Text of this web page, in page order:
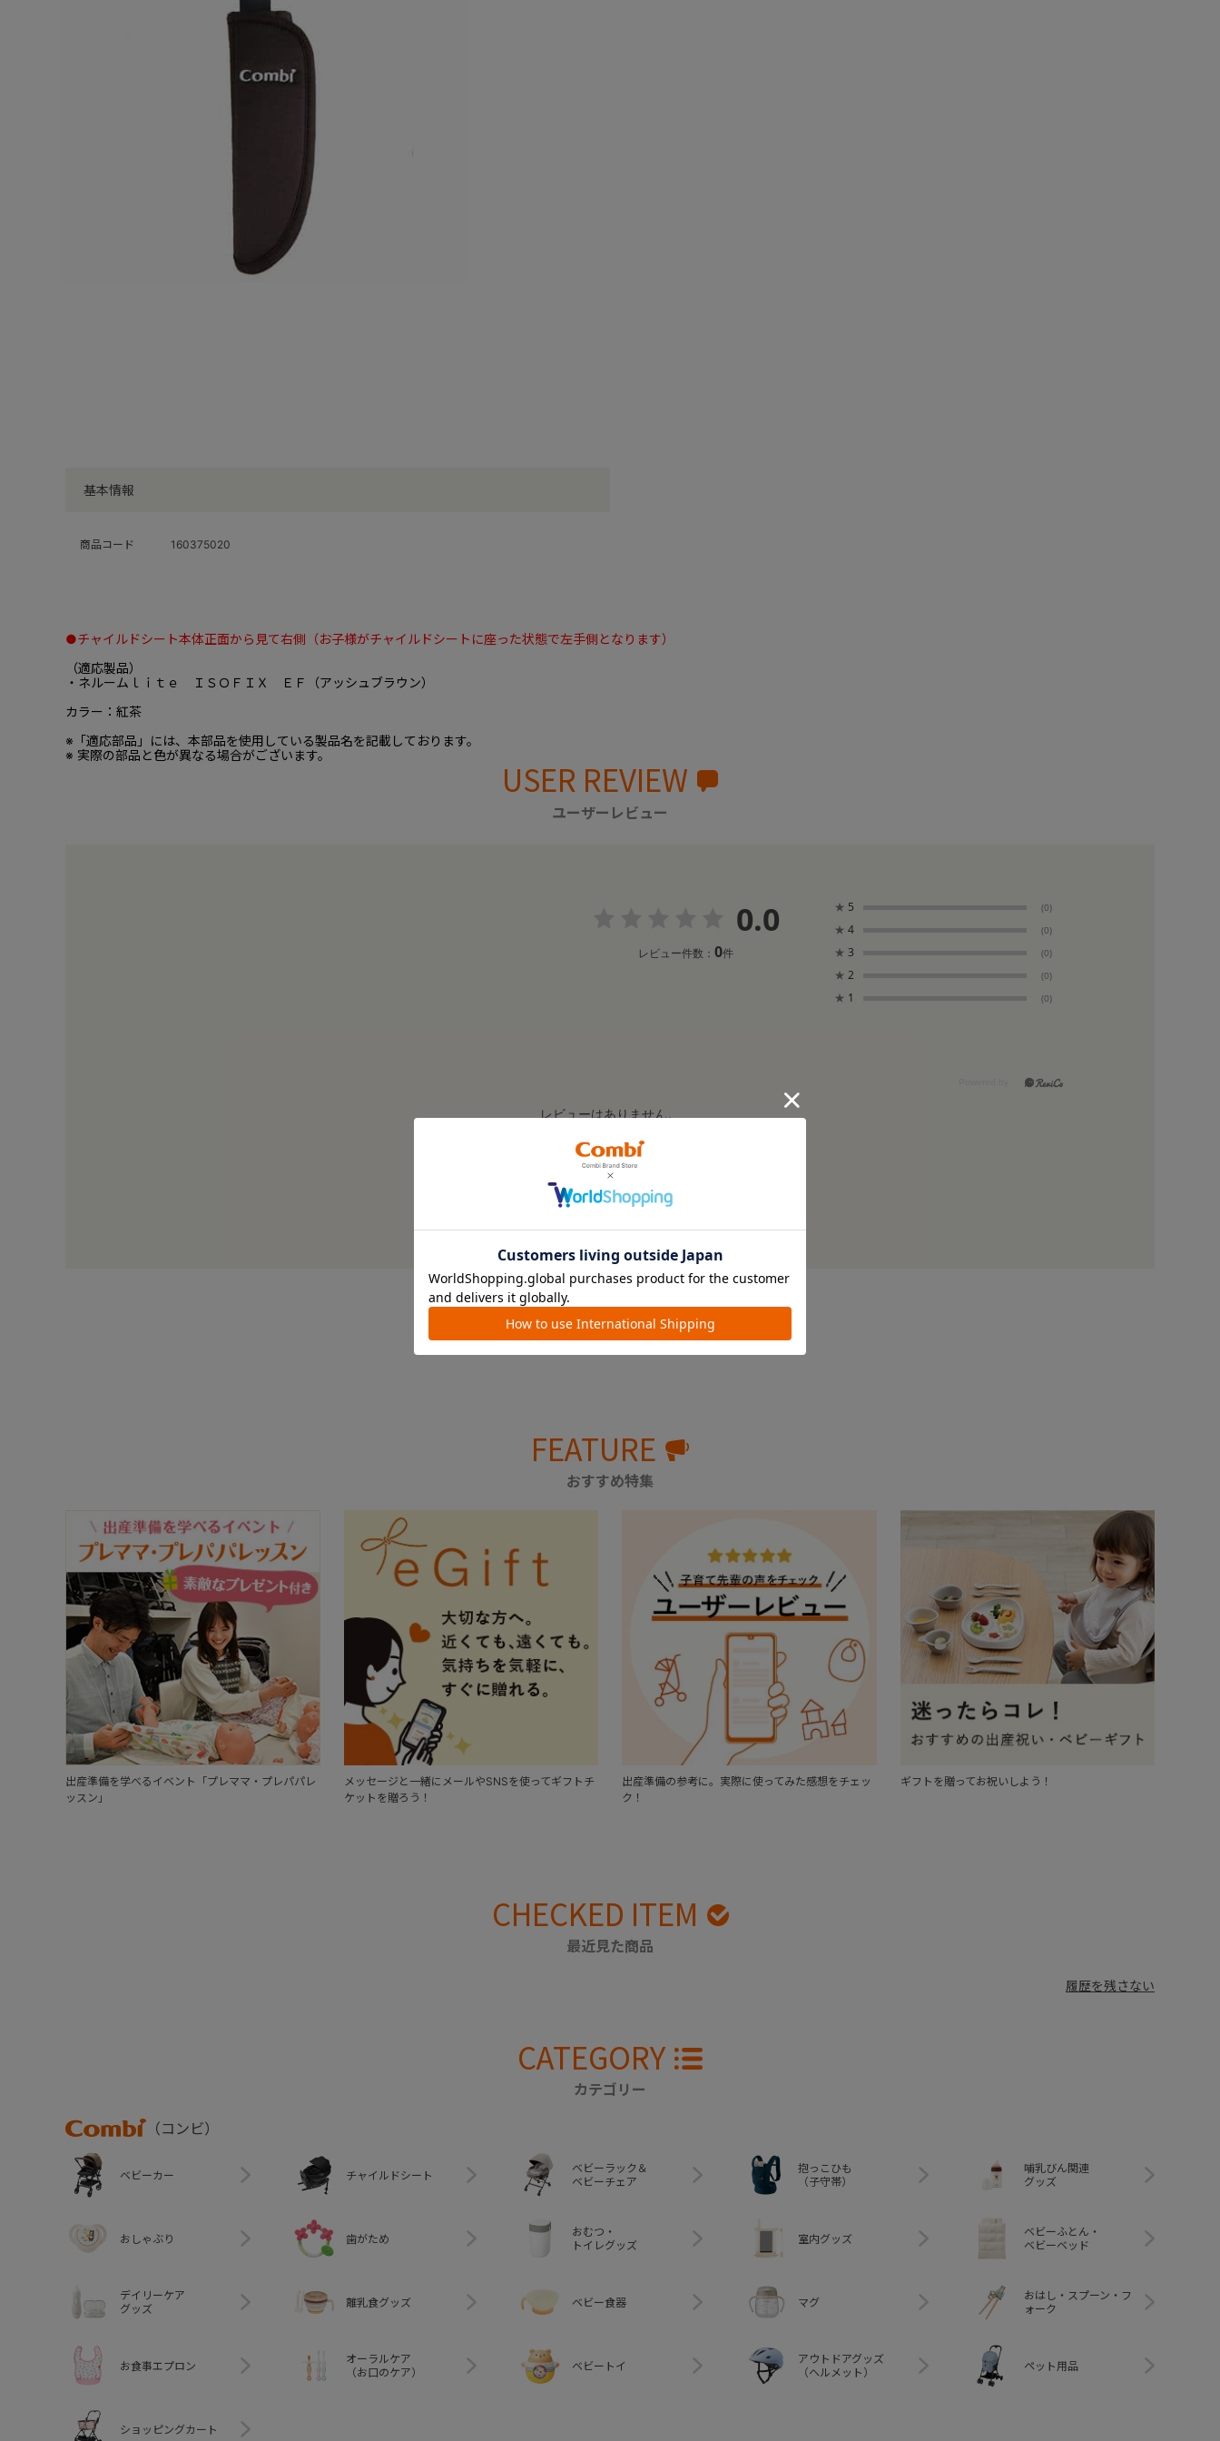
基本情報
商品コード 160375020
●チャイルドシート本体正面から見て右側（お子様がチャイルドシートに座った状態で左手側となります）
（適応製品）
・ネルームｌｉｔｅ ＩＳＯＦＩＸ ＥＦ（アッシュブラウン）
カラー：紅茶
※「適応部品」には、本部品を使用している製品名を記載しております。
※ 実際の部品と色が異なる場合がございます。
USER REVIEW
ユーザーレビュー
0.0
レビュー件数： 0件
★ 5 (0)
★ 4 (0)
★ 3 (0)
★ 2 (0)
★ 1 (0)
レビューはありません。
※レビューを書くにはログインが必要です。
レビューを書いてクーポン＆プレゼントをもらおう！
FEATURE
おすすめ特集
出産準備を学べるイベント「プレママ・プレパパレ
ッスン」
メッセージと一緒にメールやSNSを使ってギフトチ
ケットを贈ろう！
出産準備の参考に。実際に使ってみた感想をチェッ
ク！
ギフトを贈ってお祝いしよう！
CHECKED ITEM
最近見た商品
履歴を残さない
CATEGORY
カテゴリー
Combi
（コンビ）
ベビーカー チャイルドシート
ベビーラック＆
ベビーチェア
抱っこひも
（子守帯）
哺乳びん関連
グッズ
おしゃぶり 歯がため
おむつ・
トイレグッズ
室内グッズ
ベビーふとん・
ベビーベッド
デイリーケア
グッズ
離乳食グッズ ベビー食器 マグ
おはし・スプーン・フ
ォーク
お食事エプロン
オーラルケア
（お口のケア）
ベビートイ
アウトドアグッズ
（ヘルメット）
ペット用品
ショッピングカート